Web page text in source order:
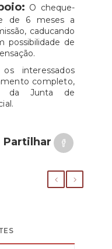
O cheque-
de 6 meses a
caducando
possibilidade de
interessados
completo,
da Junta de
Partilhar